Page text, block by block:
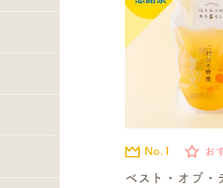
ベスト・オブ・
No.1 お